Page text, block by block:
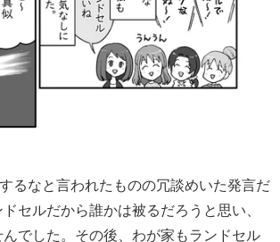
るなと言われたものの冗談めいた発言だ
セルだから誰かは被るだろうと思い、
でした。その後、わが家もランドセル